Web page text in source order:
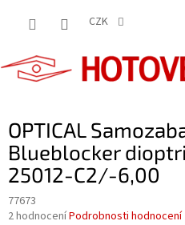
CZK
OPTICAL
Blueblocker
25012-C2/-6,00
77673
Průměrné
2 hodnoceníPodrobnosti hodnocení